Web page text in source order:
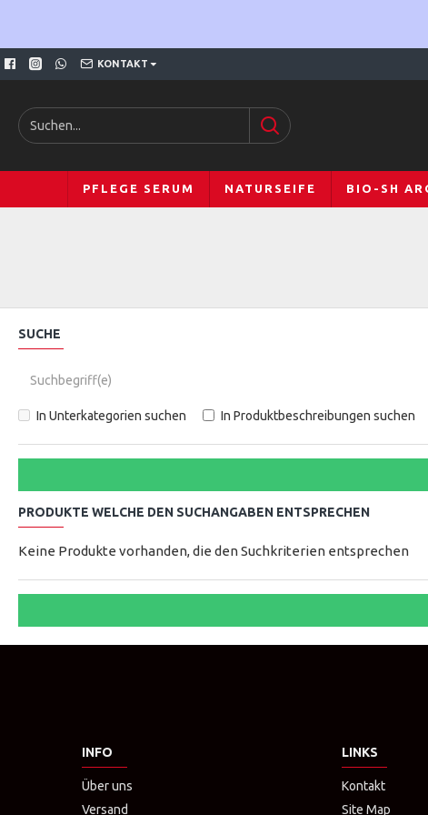
KONTAKT
PFLEGE SERUM NATURSEIFE BIO-SH
SUCHE
In Unterkategorien suchen In Produktbeschreibungen suchen
PRODUKTE WELCHE DEN SUCHANGABEN ENTSPRECHEN
Keine Produkte vorhanden, die den Suchkriterien entsprechen
INFO
Über uns
Versand
LINKS
Kontakt
Site Map